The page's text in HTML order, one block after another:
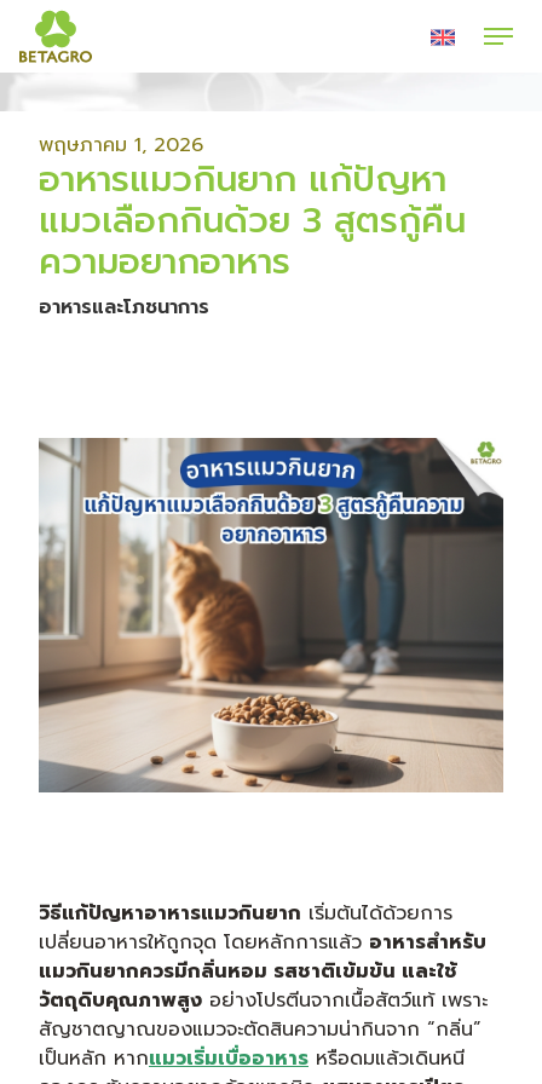
พฤษภาคม 1, 2026
อาหารแมวกินยาก แก้ปัญหา
แมวเลือกกินด้วย 3 สูตรกู้คืน
ความอยากอาหาร
อาหารและโภชนาการ
วิธีแก้ปัญหาอาหารแมวกินยาก เริ่มต้นได้ด้วยการ
เปลี่ยนอาหารให้ถูกจุด โดยหลักการแล้ว อาหารสำหรับ
แมวกินยากควรมีกลิ่นหอม รสชาติเข้มข้น และใช้
วัตถุดิบคุณภาพสูง อย่างโปรตีนจากเนื้อสัตว์แท้ เพราะ
สัญชาตญาณของแมวจะตัดสินความน่ากินจาก “กลิ่น”
เป็นหลัก หากแมวเริ่มเบื่ออาหาร หรือดมแล้วเดินหนี